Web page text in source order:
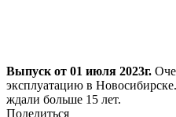
Выпуск от 01 июля 2023г.
эксплуатацию в
ждали больше 15 лет.
Поделиться